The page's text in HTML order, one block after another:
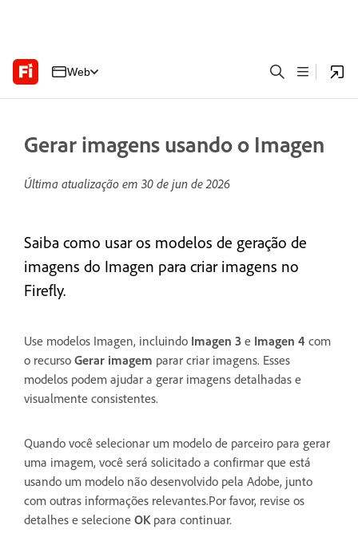
Web
Gerar imagens usando o Imagen
Última atualização em 30 de jun de 2026
Saiba como usar os modelos de geração de
imagens do Imagen para criar imagens no
Firefly.
Use modelos Imagen, incluindo Imagen 3 e Imagen 4 com
o recurso Gerar imagem parar criar imagens. Esses
modelos podem ajudar a gerar imagens detalhadas e
visualmente consistentes.
Quando você selecionar um modelo de parceiro para gerar
uma imagem, você será solicitado a confirmar que está
usando um modelo não desenvolvido pela Adobe, junto
com outras informações relevantes.Por favor, revise os
detalhes e selecione OKpara continuar.